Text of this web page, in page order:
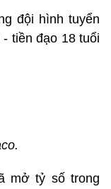
đội hình tuyển
tiền đạo 18 tuổi
mở tỷ số trong